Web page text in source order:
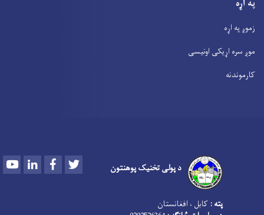
په اړه
زموږ په اړه
موږ سره اړیکی اونیسی
کارموندنه
د پولی تخنیک پوهنتون YoutubeLinkedInFacebook
پته : کابل ، افغانستان